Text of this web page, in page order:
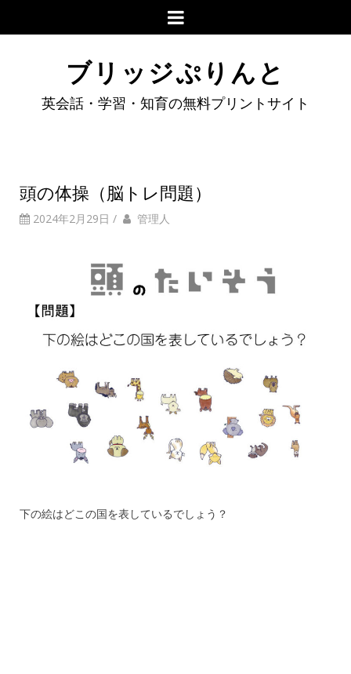
ブリッジぷりんと
英会話・学習・知育の無料プリントサイト
頭の体操（脳トレ問題）
2024年2月29日 / 管理人
下の絵はどこの国を表しているでしょう？